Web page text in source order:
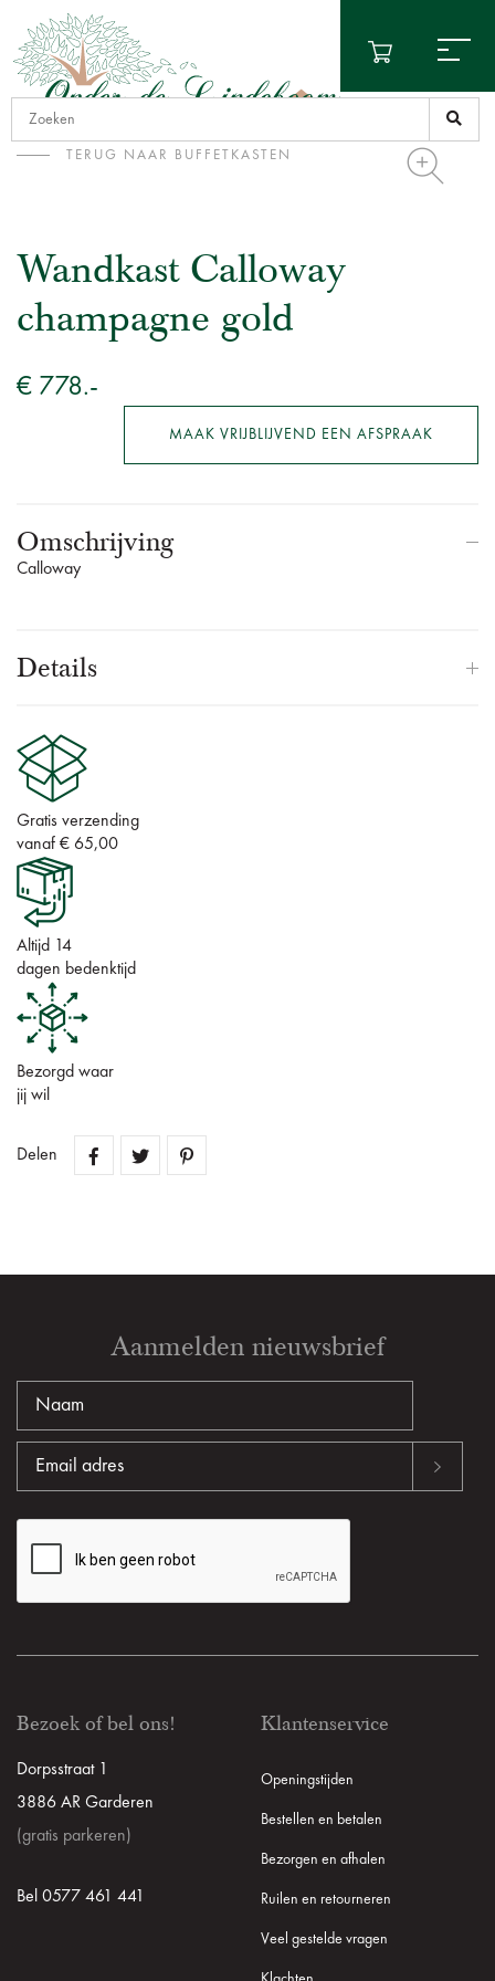
TERUG NAAR BUFFETKASTEN
Wandkast Calloway
champagne gold
€ 778.-
MAAK VRIJBLIJVEND EEN AFSPRAAK
Omschrijving
Calloway
Details
Gratis verzending
vanaf € 65,00
Altijd 14
dagen bedenktijd
Bezorgd waar
jij wil
Delen
Aanmelden nieuwsbrief
Bezoek of bel ons!
Dorpsstraat 1
3886 AR Garderen
(gratis parkeren)
Bel 0577 461 441
Klantenservice
Openingstijden
Bestellen en betalen
Bezorgen en afhalen
Ruilen en retourneren
Veel gestelde vragen